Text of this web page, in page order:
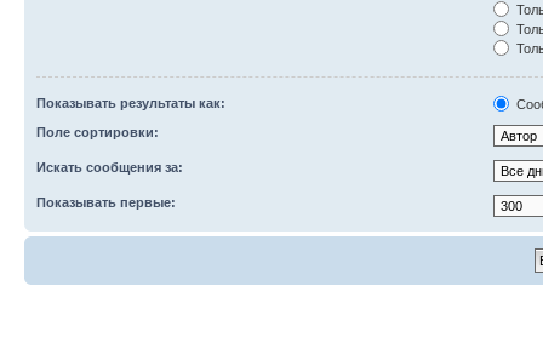
Показывать результаты как:
Поле сортировки:
Искать сообщения за:
Показывать первые: